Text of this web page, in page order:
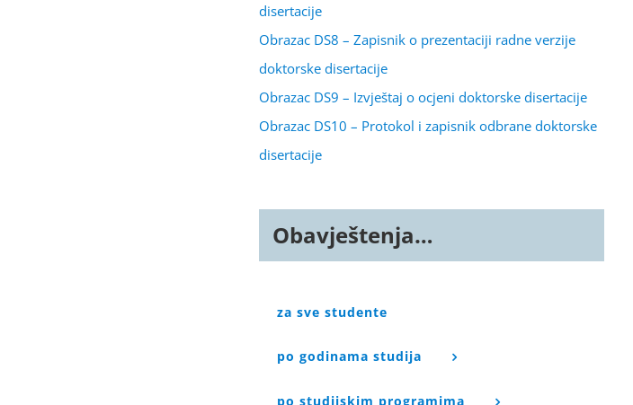
disertacije
Obrazac DS8 – Zapisnik o prezentaciji radne verzije
doktorske disertacije
Obrazac DS9 – Izvještaj o ocjeni doktorske disertacije
Obrazac DS10 – Protokol i zapisnik odbrane doktorske
disertacije
Obavještenja…
za sve studente
po godinama studija
po studijskim programima